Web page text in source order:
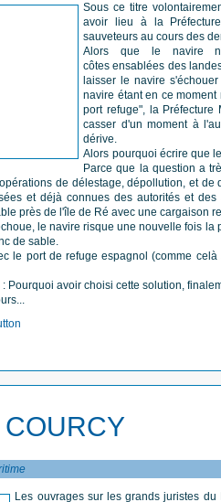
Sous ce titre
avoir lieu à la
sauveteurs au cours des
Alors que le navire
côtes ensablées des
laisser le navire
navire étant en ce
port refuge", la Préfecture
casser d'un moment à
dérive.
Alors pourquoi écrire que
Parce que la question a
de délestage, dépollution, et
et déjà connues des autorités et
près de l'île de Ré avec une cargaison
le navire risque une nouvelle fois
de sable.
le port de refuge espagnol (comme
Pourquoi avoir choisi cette solution,
Les ouvrages sur les grands juristes